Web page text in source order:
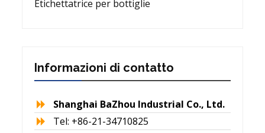
Etichettatrice per bottiglie
Informazioni di contatto
Shanghai BaZhou Industrial Co., Ltd.
Tel: +86-21-34710825